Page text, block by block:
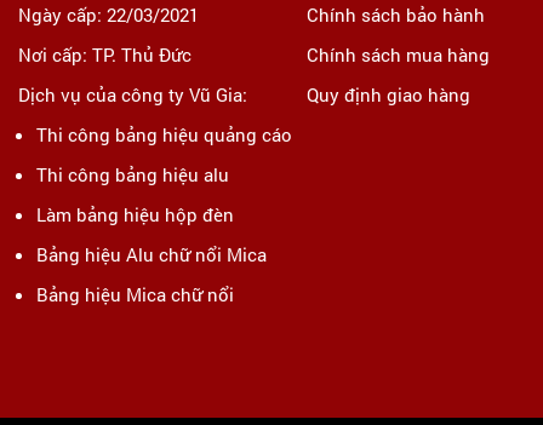
Ngày cấp: 22/03/2021
Nơi cấp: TP. Thủ Đức
Dịch vụ của công ty Vũ Gia:
Thi công bảng hiệu quảng cáo
Thi công bảng hiệu alu
Làm bảng hiệu hộp đèn
Bảng hiệu Alu chữ nổi Mica
Bảng hiệu Mica chữ nổi
Chính sách bảo hành
Chính sách mua hàng
Quy định giao hàng